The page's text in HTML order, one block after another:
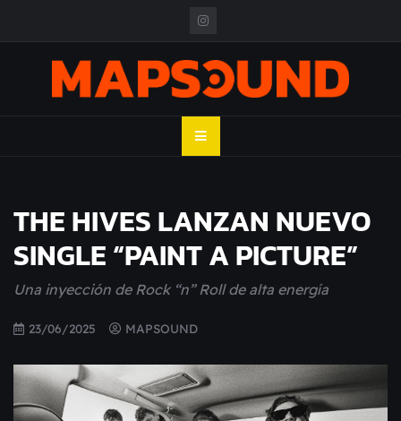
MAPSOUND
THE HIVES LANZAN NUEVO
SINGLE “PAINT A PICTURE”
Una inyección de Rock “n” Roll de alta energía
23/06/2025 MAPSOUND